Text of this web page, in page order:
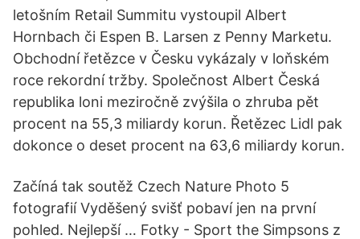
letošním Retail Summitu vystoupil Albert
Hornbach či Espen B. Larsen z Penny Marketu.
Obchodní řetězce v Česku vykázaly v loňském
roce rekordní tržby. Společnost Albert Česká
republika loni meziročně zvýšila o zhruba pět
procent na 55,3 miliardy korun. Řetězec Lidl pak
dokonce o deset procent na 63,6 miliardy korun.
Začíná tak soutěž Czech Nature Photo 5
fotografií Vyděšený svišť pobaví jen na první
pohled. Nejlepší … Fotky - Sport the Simpsons z